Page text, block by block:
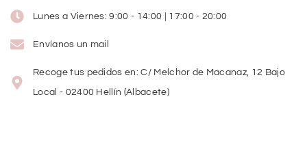
Lunes a Viernes: 9:00 - 14:00 | 17:00 - 20:00
Envíanos un mail
Recoge tus pedidos en: C/ Melchor de Macanaz, 12 Bajo
Local - 02400 Hellín (Albacete)